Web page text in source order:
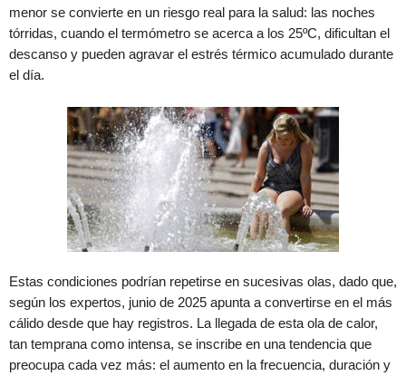
menor se convierte en un riesgo real para la salud: las noches
tórridas, cuando el termómetro se acerca a los 25ºC, dificultan el
descanso y pueden agravar el estrés térmico acumulado durante
el día.
Estas condiciones podrían repetirse en sucesivas olas, dado que,
según los expertos, junio de 2025 apunta a convertirse en el más
cálido desde que hay registros. La llegada de esta ola de calor,
tan temprana como intensa, se inscribe en una tendencia que
preocupa cada vez más: el aumento en la frecuencia, duración y